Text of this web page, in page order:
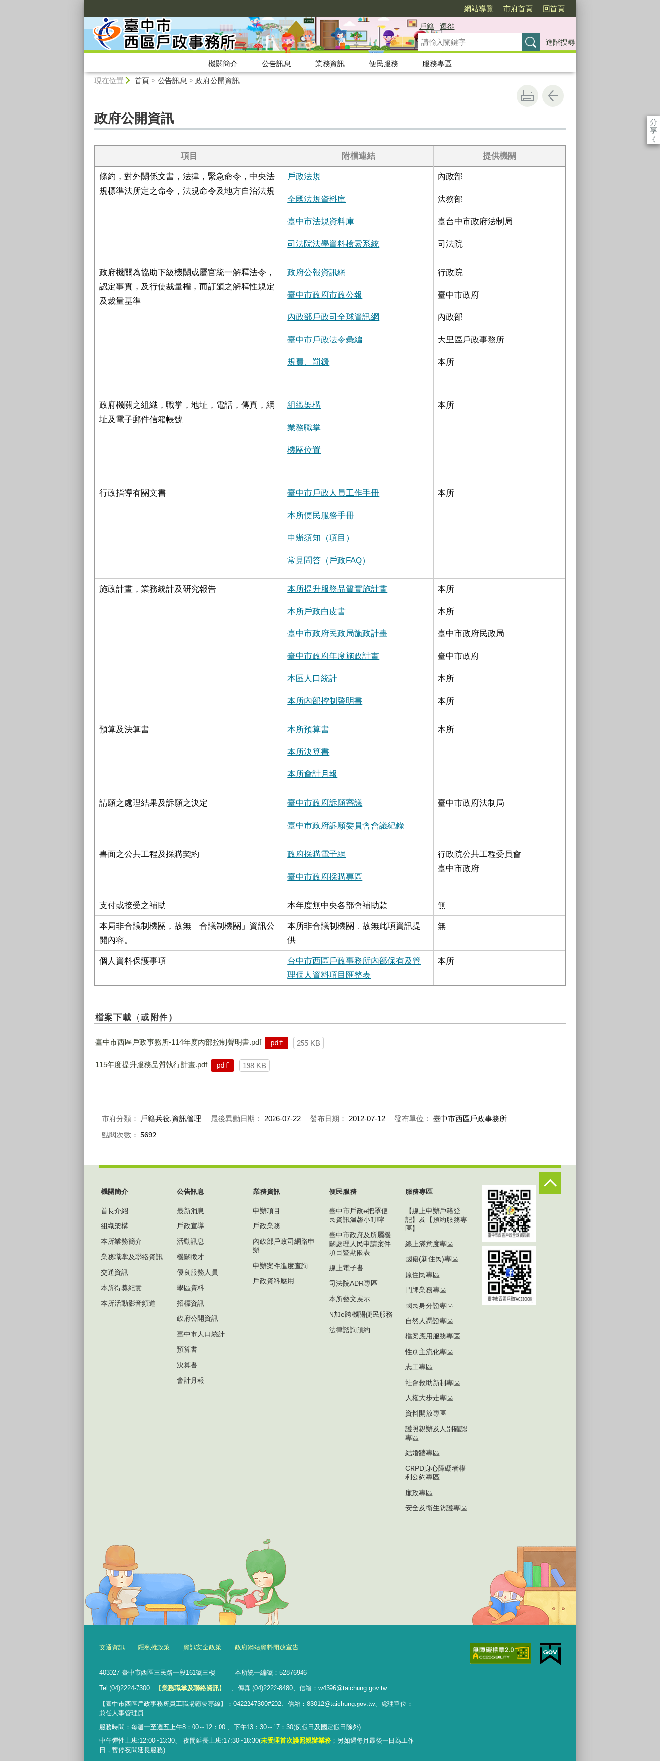
網站導覽 市府首頁 回首頁
戶籍
遷徙
進階搜尋
機關簡介 公告訊息 業務資訊 便民服務
服務專區
現在位置 首頁> 公告訊息 > 政府公開資訊
分
享
《
政府公開資訊
項目 附檔連結 提供機關
條約，對外關係文書，法律，緊急命令，中央法
規標準法所定之命令，法規命令及地方自治法規
戶政法規
全國法規資料庫
臺中市法規資料庫
司法院法學資料檢索系統
內政部
法務部
臺台中市政府法制局
司法院
政府機關為協助下級機關或屬官統一解釋法令，
認定事實，及行使裁量權，而訂頒之解釋性規定
及裁量基準
政府公報資訊網
臺中市政府市政公報
內政部戶政司全球資訊網
臺中市戶政法令彙編
規費、罰鍰
行政院
臺中市政府
內政部
大里區戶政事務所
本所
政府機關之組織，職掌，地址，電話，傳真，網
址及電子郵件信箱帳號
組織架構
業務職掌
機關位置
本所
行政指導有關文書 臺中市戶政人員工作手冊
本所便民服務手冊
申辦須知（項目 ）
常見問答​​（戶政FAQ）
本所
施政計畫，業務統計及研究報告 本所提升服務品質實施計畫
本所戶政白皮書
臺中市政府民政局施政計畫
臺中市政府年度施政計畫
本區人口統計
本所內部控制聲明書
本所
本所
臺中市政府民政局
臺中市政府
本所
本所
預算及決算書 本所預算書
本所決算書
本所會計月報
本所
請願之處理結果及訴願之決定 臺中市政府訴願審議
臺中市政府訴願委員會會議紀錄
臺中市政府法制局
書面之公共工程及採購契約 政府採購電子網
臺中市政府採購專區
行政院公共工程委員會
臺中市政府
支付或接受之補助 本年度無中央各部會補助款 無
本局非合議制機關，故無「合議制機關」資訊公
開內容。
本所非合議制機關，故無此項資訊提
供
無
個人資料保護事項
台中市西區戶政事務所內部保有及管
理個人資料項目匯整表
本所
檔案下載（或附件）
臺中市西區戶政事務所-114年度內部控制聲明書.pdf pdf 255 KB
115年度提升服務品質執行計畫.pdf pdf 198 KB
市府分類： 戶籍兵役,資訊管理 最後異動日期： 2026-07-22 發布日期： 2012-07-12 發布單位： 臺中市西區戶政事務所
點閱次數： 5692
機關簡介
首長介紹
組織架構
本所業務簡介
業務職掌及聯絡資訊
交通資訊
本所得獎紀實
本所活動影音頻道
公告訊息
最新消息
戶政宣導
活動訊息
機關徵才
優良服務人員
學區資料
招標資訊
政府公開資訊
臺中市人口統計
預算書
決算書
會計月報
業務資訊
申辦項目
戶政業務
內政部戶政司網路申
辦
申辦案件進度查詢
戶政資料應用
便民服務
臺中市戶政e把罩便
民資訊溫馨小叮嚀
臺中市政府及所屬機
關處理人民申請案件
項目暨期限表
線上電子書
司法院ADR專區
本所藝文展示
N加e跨機關便民服務
法律諮詢預約
服務專區
【線上申辦戶籍登
記】及【預約服務專
區】
線上滿意度專區
國籍(新住民)專區
原住民專區
門牌業務專區
國民身分證專區
自然人憑證專區
檔案應用服務專區
性別主流化專區
志工專區
社會救助新制專區
人權大步走專區
資料開放專區
護照親辦及人別確認
專區
結婚牆專區
CRPD身心障礙者權
利公約專區
廉政專區
安全及衛生防護專區
交通資訊 隱私權政策 資訊安全政策 政府網站資料開放宣告
403027 臺中市西區三民路一段161號三樓 本所統一編號：52876946
Tel:(04)2224-7300 【業務職掌及聯絡資訊】 、傳真:(04)2222-8480、 信箱： w4396@taichung.gov.tw
【臺中市西區戶政事務所員工職場霸凌專線】：0422247300#202、信箱：83012@taichung.gov.tw、處理單位：
兼任人事管理員
服務時間：每週一至週五上午8：00～12：00 、下午13：30～17：30(例假日及國定假日除外)
中午彈性上班:12:00~13:30、 夜間延長上班:17:30~18:30(未受理首次護照親辦業務 ； 另如遇每月最後一日為工作
日，暫停夜間延長服務)